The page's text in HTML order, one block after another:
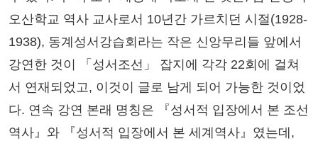
오산학교 역사 교사로서 10년간 가르치던 시절(1928-
1938), 동계성서강습회라는 작은 신앙무리들 앞에서
강연한 것이 「성서조선」 잡지에 각각 22회에 걸쳐
서 연재되었고, 이것이 글로 남게 되어 가능한 것이었
다. 연속 강연 본래 명칭은 『성서적 입장에서 본 조선
역사』와 『성서적 입장에서 본 세계역사』였는데,